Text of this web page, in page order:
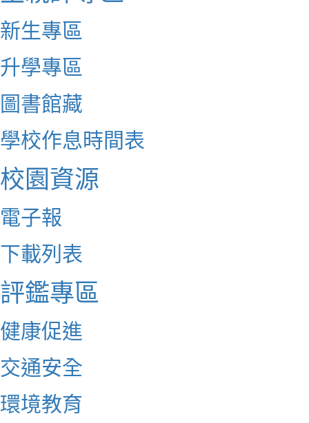
新生專區
升學專區
圖書館藏
學校作息時間表
校園資源
電子報
下載列表
評鑑專區
健康促進
交通安全
環境教育